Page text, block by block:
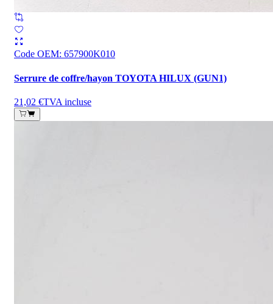
Code OEM: 657900K010
Serrure de coffre/hayon TOYOTA HILUX (GUN1)
21,02 €TVA incluse